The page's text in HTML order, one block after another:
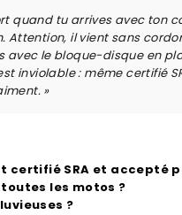
quand tu arrives avec ton
Attention, il vient sans
avec le bloque-disque en
inviolable : même certifié
»
certifié SRA et accepté
les motos ?
?